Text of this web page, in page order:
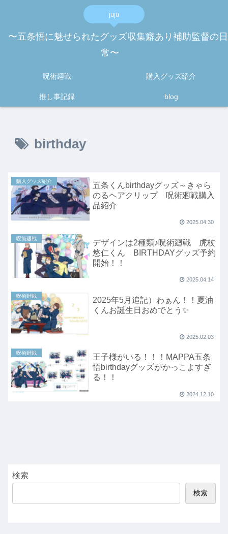
juju
〜五条悟に魅せられたグッズ収集癖あり補助監督の日
常〜
呪術廻戦 購入グッズ紹介
推し事記録 blog
birthday
購入グッズ紹介
五条くんbirthdayグッズ～きゃら
のるヘアクリップ 呪術廻戦購入
品紹介
2025.04.30
呪術廻戦
デザインは2種類♪呪術廻戦 虎杖
悠仁くん BIRTHDAYグッズ予約
開始！！
2025.04.14
呪術廻戦
2025年5月追記）わぁん！！夏油
くんお誕生日おめでとう✨
2025.02.03
呪術廻戦
王子様がいる！！！MAPPA五条
悟birthdayグッズがかっこよすぎ
る！！
2024.12.10
検索
検索